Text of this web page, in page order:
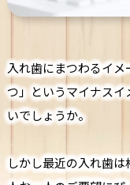
入れ歯にまつわるイ
つ」というマイナス
いでしょうか。
しかし最近の入れ歯